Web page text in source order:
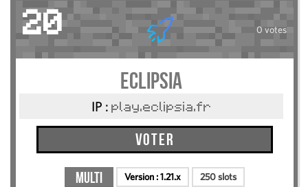
20 0 votes
Eclipsia
IP : play.eclipsia.fr
Voter
Multi Version :1.21.x 250 slots